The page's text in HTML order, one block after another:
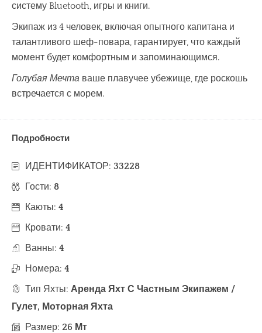
систему Bluetooth, игры и книги.
Экипаж из 4 человек, включая опытного капитана и
талантливого шеф-повара, гарантирует, что каждый
момент будет комфортным и запоминающимся.
Голубая Мечта ваше плавучее убежище, где роскошь
встречается с морем.
Подробности
ИДЕНТИФИКАТОР: 33228
Гости: 8
Каюты: 4
Кровати: 4
Ванны: 4
Номера: 4
Тип Яхты: Аренда Яхт С Частным Экипажем /
Гулет, Моторная Яхта
Размер: 26 Мт